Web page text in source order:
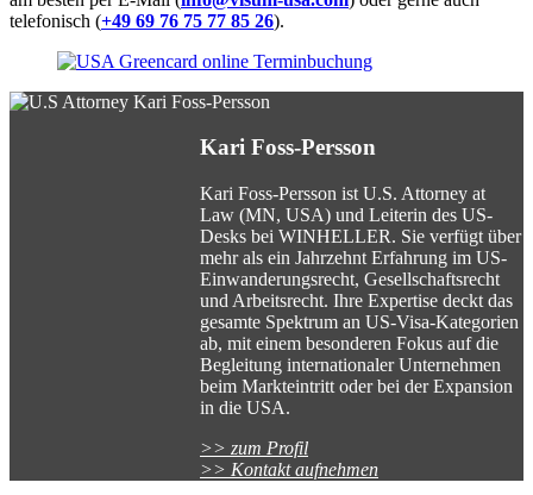
telefonisch (+49 69 76 75 77 85 26).
Kari Foss-Persson
Kari Foss-Persson ist U.S. Attorney at
Law (MN, USA) und Leiterin des US-
Desks bei WINHELLER. Sie verfügt über
mehr als ein Jahrzehnt Erfahrung im US-
Einwanderungsrecht, Gesellschaftsrecht
und Arbeitsrecht. Ihre Expertise deckt das
gesamte Spektrum an US-Visa-Kategorien
ab, mit einem besonderen Fokus auf die
Begleitung internationaler Unternehmen
beim Markteintritt oder bei der Expansion
in die USA.
>> zum Profil
>> Kontakt aufnehmen